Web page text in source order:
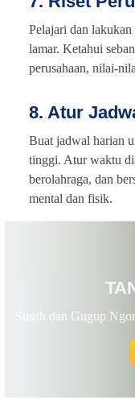
Pelajari dan lakukan
lamar. Ketahui
perusahaan, nilai-
8. Atur
Buat jadwal harian
tinggi. Atur waktu
berolahraga, dan
mental dan fisik.
Susah dan Gugup